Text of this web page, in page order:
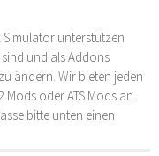
Simulator unterstützen
und als Addons
ändern. Wir bieten jeden
oder ATS Mods an.
bitte unten einen